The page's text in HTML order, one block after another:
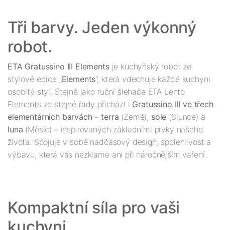
Tři barvy. Jeden výkonný
ETA Gratussino III Elements je kuchyňský robot ze
stylové edice „Elements“, která vdechuje každé kuchyni
osobitý styl. Stejně jako ruční šlehače ETA Lento
Elements ze stejné řady přichází i Gratussino III ve třech
elementárních barvách – terra (Země), sole (Slunce) a
luna (Měsíc) – inspirovaných základními prvky našeho
života. Spojuje v sobě nadčasový design, spolehlivost a
Kompaktní síla pro vaši